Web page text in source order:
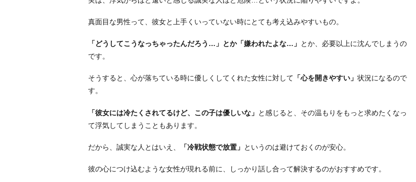
さ
見
せ
た
女
性
に
力
真面目な男性って、彼女と上手くいっていない時にとても考え込みやすいもの。
「どうしてこうなっちゃったんだろう…」とか「嫌われたよな…」 とか、必要以上に沈んでしまうの
です。
そうすると、心が落ちている時に優しくしてくれた女性に対して 「心を開きやすい」 状況になるので
す。
「彼女には冷たくされてるけど、この子は優しいな」 と感じると、その温もりをもっと求めたくなっ
て浮気してしまうこともあります。
だから、誠実な人とはいえ、 「冷戦状態で放置」 というのは避けておくのが安心。
彼の心につけ込むような女性が現れる前に、しっかり話し合って解決するのがおすすめです。